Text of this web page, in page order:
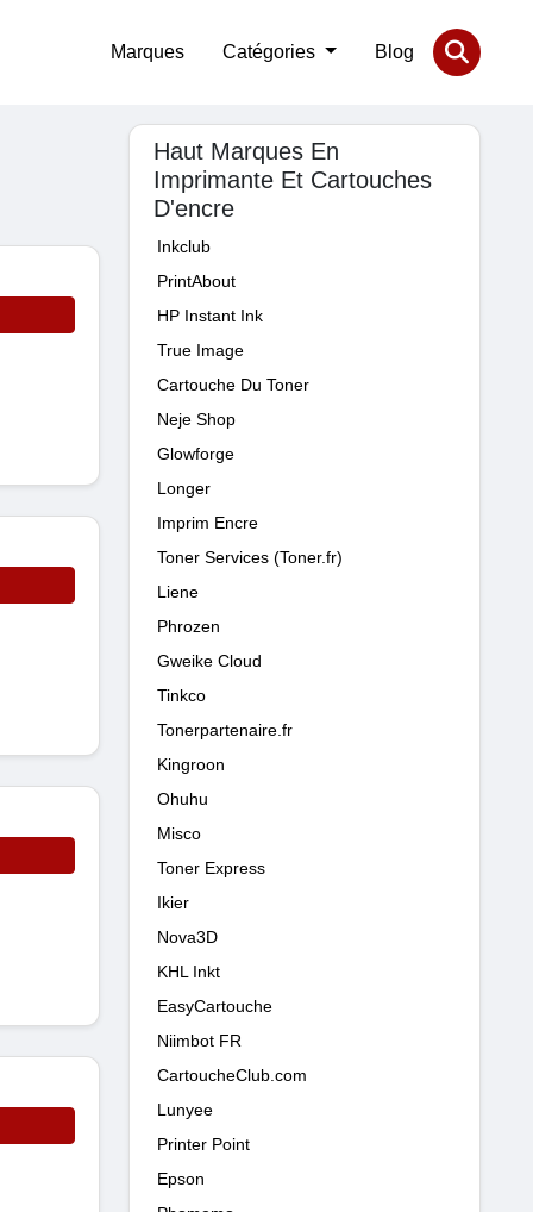
Marques Catégories Blog
Haut Marques En
Imprimante Et Cartouches
D'encre
Inkclub
PrintAbout
HP Instant Ink
True Image
Cartouche Du Toner
Neje Shop
Glowforge
Longer
Imprim Encre
Toner Services (Toner.fr)
Liene
Phrozen
Gweike Cloud
Tinkco
Tonerpartenaire.fr
Kingroon
Ohuhu
Misco
Toner Express
Ikier
Nova3D
KHL Inkt
EasyCartouche
Niimbot FR
CartoucheClub.com
Lunyee
Printer Point
Epson